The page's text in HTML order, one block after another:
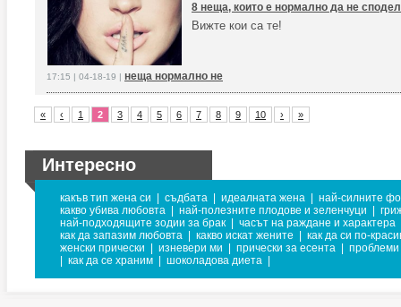
8 неща, които е нормално да не
Вижте кои са те!
17:15 | 04-18-19 | неща нормално не
« ‹ 1 2 3 4 5 6 7 8 9 10 › »
Интересно
какъв тип жена си съдбата идеалната жена
най-силните
какво убива любовта
най-полезните плодове и зеленчуци
най-подходящите зодии за брак
часът на раждане и характера
как да запазим любовта
какво искат жените
как да си по-
женски прически
изневери ми прически за есента
проблеми
как да се храним шоколадова диета